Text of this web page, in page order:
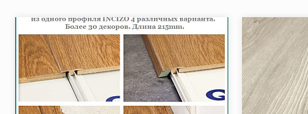
структура поверхности: W (древесная) / под